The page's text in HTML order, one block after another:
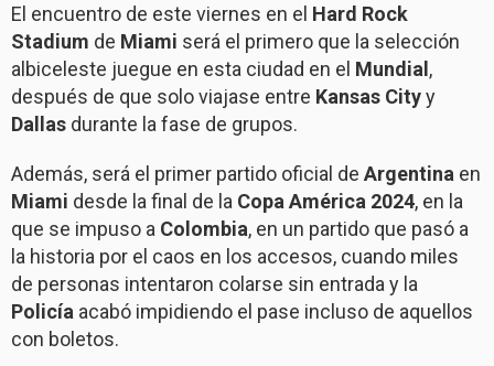
El encuentro de este viernes en el Hard Rock
Stadium de Miami será el primero que la selección
albiceleste juegue en esta ciudad en el Mundial,
después de que solo viajase entre Kansas Cityy
Dallas durante la fase de grupos.
Además, será el primer partido oficial de Argentina en
Miami desde la final de la Copa América 2024, en la
que se impuso a Colombia, en un partido que pasó a
la historia por el caos en los accesos, cuando miles
de personas intentaron colarse sin entrada y la
Policía acabó impidiendo el pase incluso de aquellos
con boletos.